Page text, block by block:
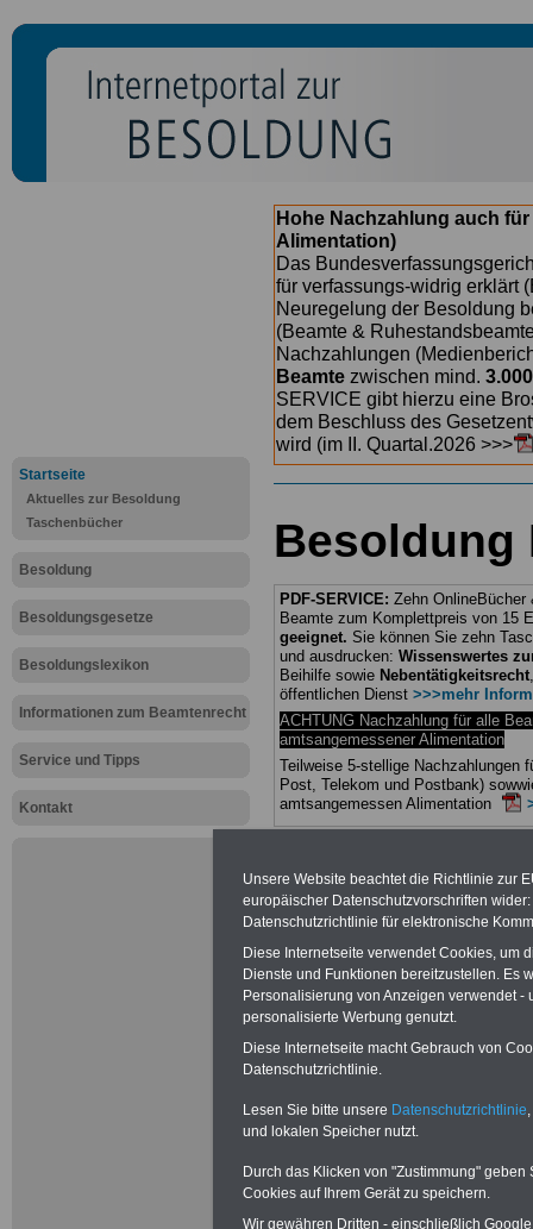
Startseite
Aktuelles zur Besoldung
Taschenbücher
Besoldung
Besoldungsgesetze
Besoldungslexikon
Informationen zum Beamtenrecht
Service und Tipps
Kontakt
Hohe Nachzahlung auch
Alimentation)
Das
für verfassungs-widrig erklärt
Neuregelung der Besoldung
(Beamte &
Nachzahlungen
Beamte zwischen mind.
SERVICE gibt hierzu eine
dem Beschluss des
wird (im II. Quartal.2026 >>>
Besoldung
PDF-SERVICE: Zehn
Beamte zum Komplettpreis von 15
geeignet. Sie können Sie zehn
und ausdrucken: Wissenswertes
Beihilfe sowie Nebentätigkeitsrecht
öffentlichen Dienst >>>mehr
ACHTUNG Nachzahlung für alle
amtsangemessener Alimentation
Teilweise 5-stellige Nachzahlungen
Post, Telekom und Postbank)
amtsangemessen Alimentation
abschließen!
Neu
Beamte
Unsere Website beachtet die Richtlinie zur
europäischer Datenschutzvorschriften
Datenschutzrichtlinie für elektronische
Diese Internetseite verwendet Cookies, um
Dienste und Funktionen bereitzustellen. Es
Personalisierung von Anzeigen verwendet
personalisierte Werbung genutzt.
Diese Internetseite macht Gebrauch von
Datenschutzrichtlinie.
Lesen Sie bitte unsere Datenschutzrichtlinie
und lokalen Speicher nutzt.
Durch das Klicken von "Zustimmung"
Cookies auf Ihrem Gerät zu speichern.
Wir gewähren Dritten - einschließlich